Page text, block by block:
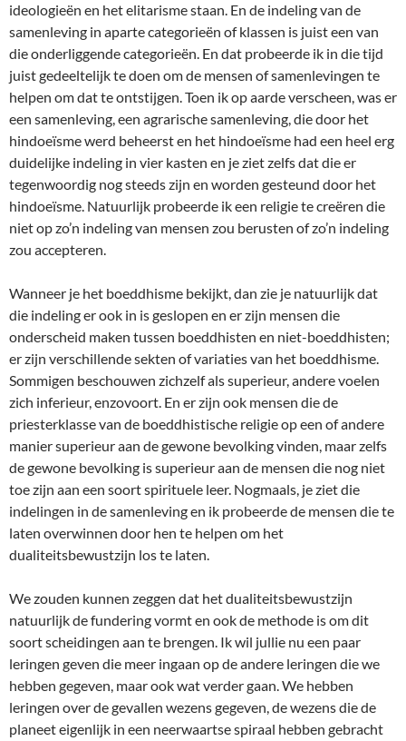
ideologieën en het elitarisme staan. En de indeling van de
samenleving in aparte categorieën of klassen is juist een van
die onderliggende categorieën. En dat probeerde ik in die tijd
juist gedeeltelijk te doen om de mensen of samenlevingen te
helpen om dat te ontstijgen. Toen ik op aarde verscheen, was er
een samenleving, een agrarische samenleving, die door het
hindoeïsme werd beheerst en het hindoeïsme had een heel erg
duidelijke indeling in vier kasten en je ziet zelfs dat die er
tegenwoordig nog steeds zijn en worden gesteund door het
hindoeïsme. Natuurlijk probeerde ik een religie te creëren die
niet op zo’n indeling van mensen zou berusten of zo’n indeling
zou accepteren.
Wanneer je het boeddhisme bekijkt, dan zie je natuurlijk dat
die indeling er ook in is geslopen en er zijn mensen die
onderscheid maken tussen boeddhisten en niet-boeddhisten;
er zijn verschillende sekten of variaties van het boeddhisme.
Sommigen beschouwen zichzelf als superieur, andere voelen
zich inferieur, enzovoort. En er zijn ook mensen die de
priesterklasse van de boeddhistische religie op een of andere
manier superieur aan de gewone bevolking vinden, maar zelfs
de gewone bevolking is superieur aan de mensen die nog niet
toe zijn aan een soort spirituele leer. Nogmaals, je ziet die
indelingen in de samenleving en ik probeerde de mensen die te
laten overwinnen door hen te helpen om het
dualiteitsbewustzijn los te laten.
We zouden kunnen zeggen dat het dualiteitsbewustzijn
natuurlijk de fundering vormt en ook de methode is om dit
soort scheidingen aan te brengen. Ik wil jullie nu een paar
leringen geven die meer ingaan op de andere leringen die we
hebben gegeven, maar ook wat verder gaan. We hebben
leringen over de gevallen wezens gegeven, de wezens die de
planeet eigenlijk in een neerwaartse spiraal hebben gebracht